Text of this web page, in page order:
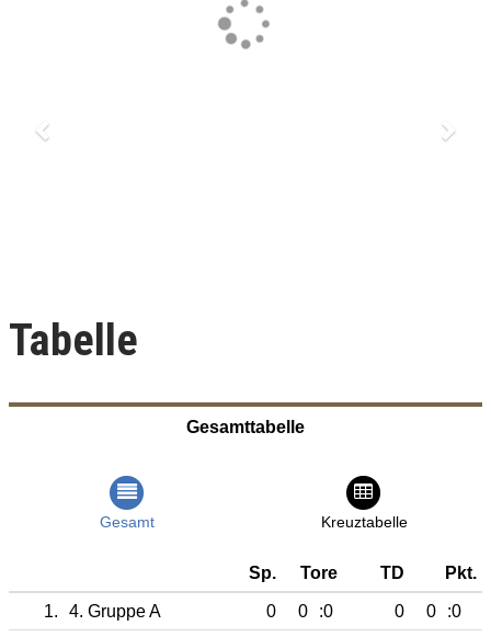
Tabelle
Gesamttabelle
Gesamt Kreuztabelle
Sp. Tore TD Pkt.
1. 4. Gruppe A 0 0 :0 0 0
:0